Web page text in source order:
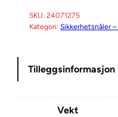
SKU: 24071275
Kategori: Sikkerhetsnåler
Tilleggsinformasjon
Vekt